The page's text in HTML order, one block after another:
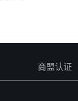
商盟认证